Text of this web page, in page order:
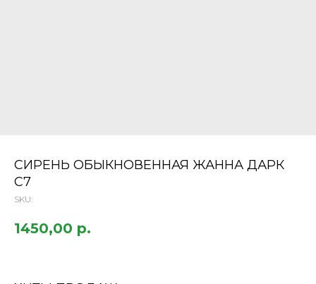
СИРЕНЬ ОБЫКНОВЕННАЯ ЖАННА ДАРК
С7
SKU:
1450,00 р.